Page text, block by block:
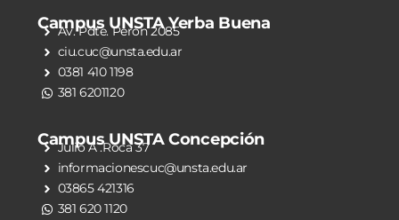
Campus UNSTA Yerba Buena
Av. Pdte. Perón 2085
ciu.cuc@unsta.edu.ar
0381 410 1198
381 6201120
Campus UNSTA Concepción
Julio A .Roca 37
informacionescuc@unsta.edu.ar
03865 421316
381 620 1120